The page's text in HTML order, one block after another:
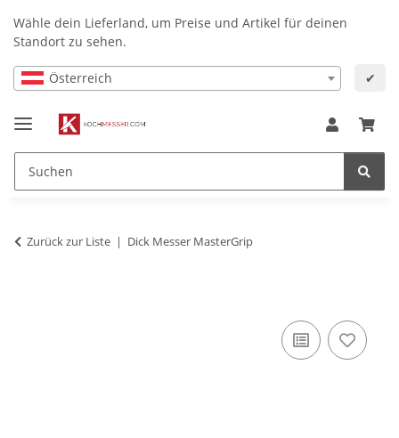
Wähle dein Lieferland, um Preise und Artikel für deinen
Standort zu sehen.
Österreich ✔
Zurück zur Liste Dick Messer MasterGrip